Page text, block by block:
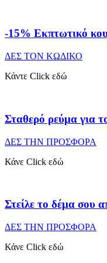
-15% Εκπτωτικό
ΔΕΣ ΤΟΝ ΚΩΔΙΚΟ
Κάντε Click εδώ
Σταθερό ρεύμα για
ΔΕΣ ΤΗΝ ΠΡΟΣΦΟΡΑ
Κάνε Click εδώ
Στείλε το δέμα σου
ΔΕΣ ΤΗΝ ΠΡΟΣΦΟΡΑ
Κάνε Click εδώ